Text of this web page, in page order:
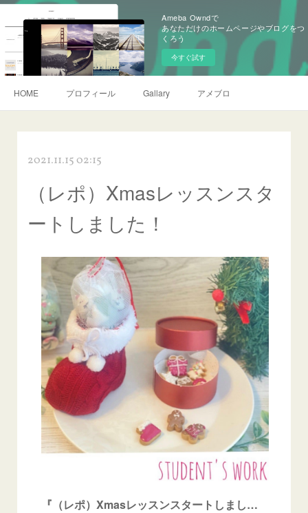
Ameba Owndで
あなただけのホームページやブログをつ
くろう
今すぐ試す
HOME プロフィール Gallary アメブロ
2021.11.15 02:15
（レポ）Xmasレッスンスタ
ートしました！
『（レポ）Xmasレッスンスタートしました！』